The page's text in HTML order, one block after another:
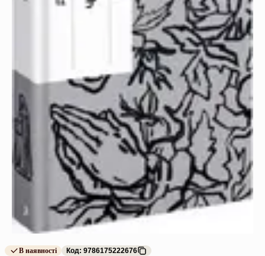
В наявності Код: 9786175222676